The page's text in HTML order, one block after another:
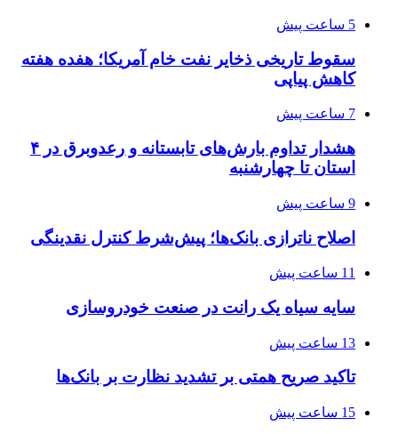
5 ساعت پیش
سقوط تاریخی ذخایر نفت خام آمریکا؛ هفده هفته
کاهش پیاپی
7 ساعت پیش
هشدار تداوم بارش‌های تابستانه و رعدوبرق در ۴
استان تا چهارشنبه
9 ساعت پیش
اصلاح ناترازی بانک‌ها؛ پیش‌شرط کنترل نقدینگی
11 ساعت پیش
سایه سیاه یک رانت در صنعت خودروسازی
13 ساعت پیش
تاکید صریح همتی بر تشدید نظارت بر بانک‌ها
15 ساعت پیش